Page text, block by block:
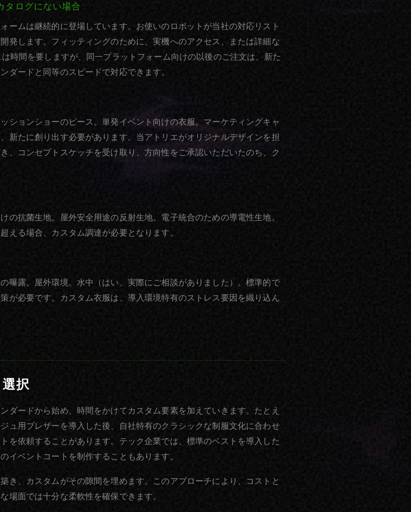
タログにない場合
ームは継続的に登場しています。お使いのロボットが当社の対応リスト
発します。フィッティングのために、実機へのアクセス、または詳細な
時間を要しますが、同一プラットフォーム向けの以後のご注文は、新た
ダードと同等のスピードで対応できます。
ションショーのピース。単発イベント向けの衣服。マーケティングキャ
新たに創り出す必要があります。当アトリエがオリジナルデザインを担
、コンセプトスケッチを受け取り、方向性をご承認いただいたのち、ク
の抗菌生地。屋外安全用途の反射生地。電子統合のための導電性生地。
える場合、カスタム調達が必要となります。
曝露。屋外環境。水中（はい、実際にご相談がありました）。標準的で
が必要です。カスタム衣服は、導入環境特有のストレス要因を織り込ん
択
ダードから始め、時間をかけてカスタム要素を加えていきます。たとえ
ュ用ブレザーを導入した後、自社特有のクラシックな制服文化に合わせ
を依頼することがあります。テック企業では、標準のベストを導入した
イベントコートを制作することもあります。
き、カスタムがその隙間を埋めます。このアプローチにより、コストと
場面では十分な柔軟性を確保できます。